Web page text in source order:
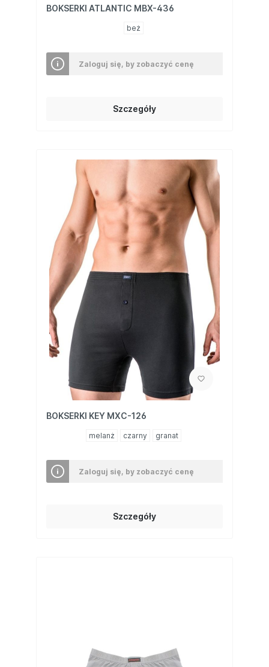
BOKSERKI ATLANTIC MBX-436
beż
Zaloguj się, by zobaczyć cenę
Szczegóły
BOKSERKI KEY MXC-126
melanż czarny granat
Zaloguj się, by zobaczyć cenę
Szczegóły